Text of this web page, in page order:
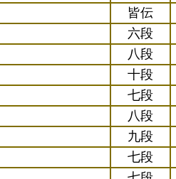
皆伝
六段
八段
十段
七段
八段
九段
七段